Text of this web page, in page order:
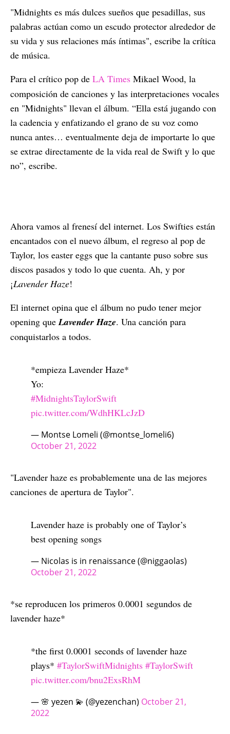
"Midnights es más dulces sueños que pesadillas, sus
palabras actúan como un escudo protector alrededor de
su vida y sus relaciones más íntimas", escribe la crítica
de música.
Para el crítico pop de LA Times Mikael Wood, la
composición de canciones y las interpretaciones vocales
en "Midnights" llevan el álbum. “Ella está jugando con
la cadencia y enfatizando el grano de su voz como
nunca antes… eventualmente deja de importarte lo que
se extrae directamente de la vida real de Swift y lo que
no”, escribe.
Ahora vamos al frenesí del internet. Los Swifties están
encantados con el nuevo álbum, el regreso al pop de
Taylor, los easter eggs que la cantante puso sobre sus
discos pasados y todo lo que cuenta. Ah, y por
¡Lavender Haze!
El internet opina que el álbum no pudo tener mejor
opening que Lavender Haze. Una canción para
conquistarlos a todos.
*empieza Lavender Haze*
Yo:
#MidnightsTaylorSwift
pic.twitter.com/WdhHKLcJzD
— Montse Lomeli (@montse_lomeli6)
October 21, 2022
"Lavender haze es probablemente una de las mejores
canciones de apertura de Taylor".
Lavender haze is probably one of Taylor’s
best opening songs
— Nicolas is in renaissance (@niggaolas)
October 21, 2022
*se reproducen los primeros 0.0001 segundos de
lavender haze*
*the first 0.0001 seconds of lavender haze
plays* #TaylorSwiftMidnights #TaylorSwift
pic.twitter.com/bnu2ExsRhM
— 🌸 yezen 💫 (@yezenchan) October 21,
2022